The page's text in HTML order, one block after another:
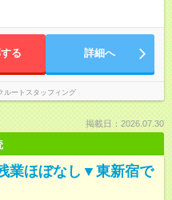
る 詳細へ
ルートスタッフィング
掲載日：2026.07.30
業ほぼなし▼東新宿で